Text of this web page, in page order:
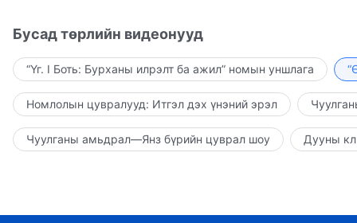
Бусад төрлийн видеонууд
“Үг. I Боть: Бурханы илрэлт ба ажил” номын уншлага
Номлолын цувралууд: Итгэл дэх үнэний эрэл
Чуулганы амьдрал—Янз бүрийн цуврал шоу Дууны